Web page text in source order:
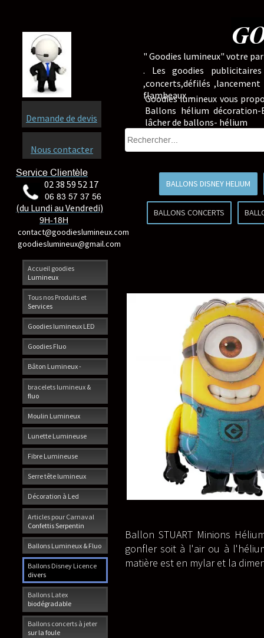
Accueil goodies
Lumineux
Tous nos Produits et
Services
Goodies lumineux LED
Goodies Fluo
Bâton Lumineux -
bracelets lumineux &
fluo
Moulin Lumineux
Lunette Lumineuse
Fibre Lumineuse
Serre tête lumineux
Décoration à Led
Articles pour Carnaval
Confettis Serpentin
Ballons Lumineux & Fluo
Ballons Disney Licence
divers
Ballons Latex
biodégradable
Ballons concerts à jeter
sur la foule
Service Clientèle
02 38 59 52 17
06 83 57 37 56
(du Lundi au Vendredi)
9H-18H
contact@goodieslumineux.com
goodieslumineux@gmail.com
Demande de devis
Nous contacter
" Goodies lumineux" votre
. Les goodies
,concerts,défilés
flambeaux ...
Goodies lumineux vous
Ballons hélium
lâcher de ballons- hélium
BALLONS DISNEY HELIUM
BALLONS CONCERTS
Ballon STUART Minions
gonfler soit à l'air ou à
matière est en mylar et la